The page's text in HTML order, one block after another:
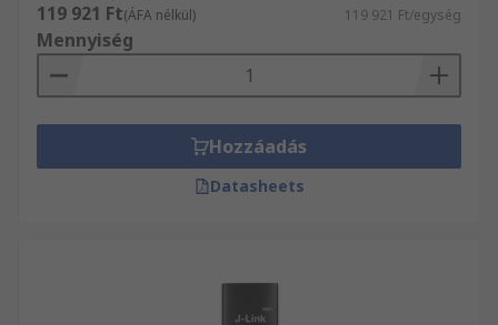
119 921 Ft(ÁFA nélkül) 119 921 Ft/egység
Mennyiség
Hozzáadás
Datasheets